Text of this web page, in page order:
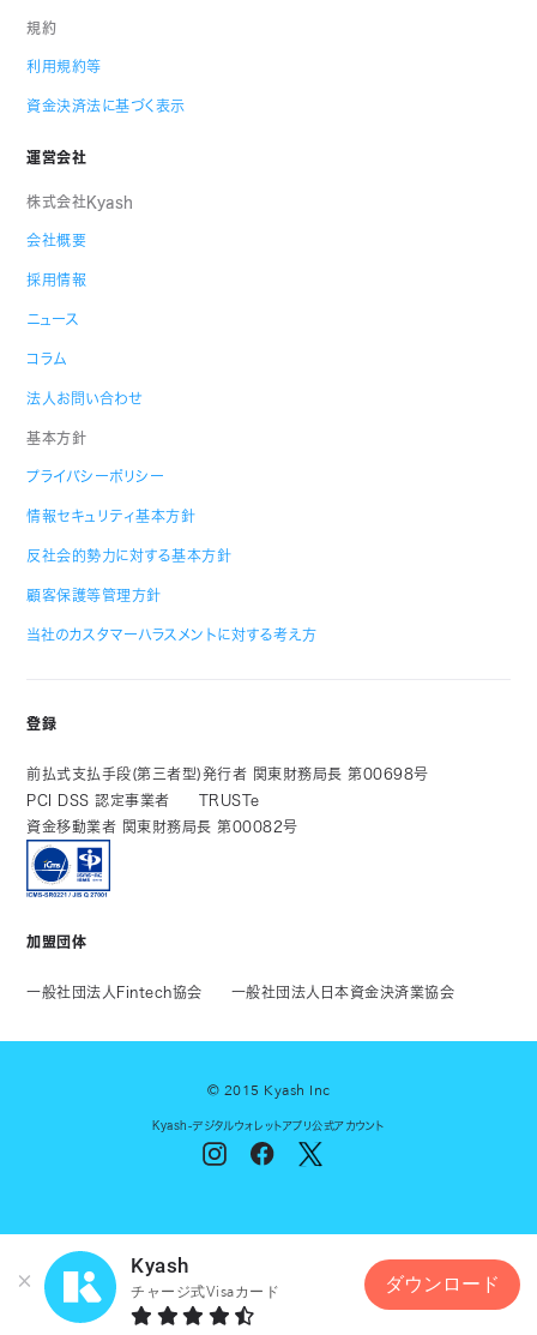
規約
利用規約等
資金決済法に基づく表示
運営会社
株式会社Kyash
会社概要
採用情報
ニュース
コラム
法人お問い合わせ
基本方針
プライバシーポリシー
情報セキュリティ基本方針
反社会的勢力に対する基本方針
顧客保護等管理方針
当社のカスタマーハラスメントに対する考え方
登録
前払式支払手段(第三者型)発行者 関東財務局長 第00698号
PCI DSS 認定事業者
TRUSTe
資金移動業者 関東財務局長 第00082号
加盟団体
一般社団法人Fintech協会 一般社団法人日本資金決済業協会
© 2015 Kyash Inc
Kyash-デジタルウォレットアプリ公式アカウント
Kyash
チャージ式Visaカード ダウンロード